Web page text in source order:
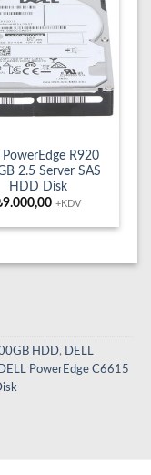
PowerEdge R920
2.5 Server SAS
HDD Disk
9.000,00 +KDV
HDD,
DELL
DELL PowerEdge C6615